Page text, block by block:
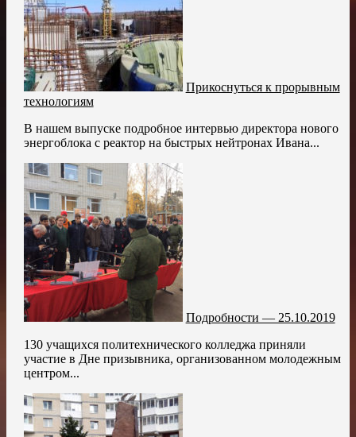
Прикоснуться к прорывным
технологиям
В нашем выпуске подробное интервью директора нового
энергоблока с реактор на быстрых нейтронах Ивана...
Подробности — 25.10.2019
130 учащихся политехнического колледжа приняли
участие в Дне призывника, организованном молодежным
центром...